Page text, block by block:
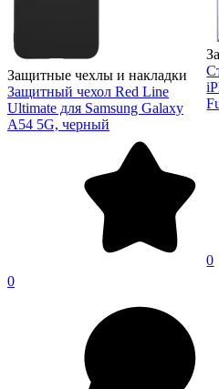
Защитные чехлы и накладки
Защитный чехол Red Line
Ultimate для Samsung Galaxy
A54 5G, черный
0
0